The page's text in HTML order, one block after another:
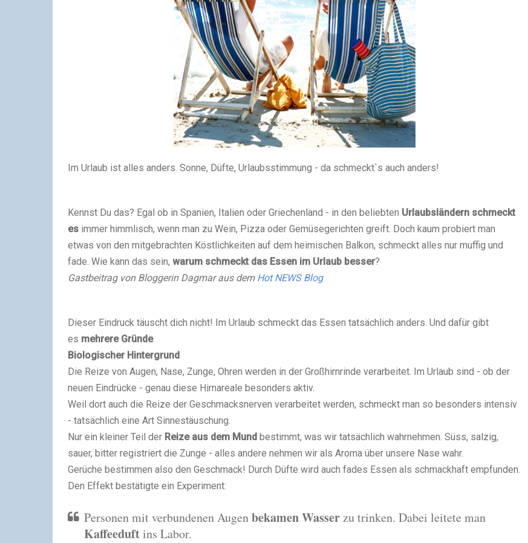
Im Urlaub ist alles anders. Sonne, Düfte, Urlaubsstimmung - da schmeckt`s auch anders!
Kennst Du das? Egal ob in Spanien, Italien oder Griechenland - in den beliebten Urlaubsländern schmeckt
es immer himmlisch, wenn man zu Wein, Pizza oder Gemüsegerichten greift. Doch kaum probiert man
etwas von den mitgebrachten Köstlichkeiten auf dem heimischen Balkon, schmeckt alles nur muffig und
fade. Wie kann das sein, warum schmeckt das Essen im Urlaub besser?
Gastbeitrag von Bloggerin Dagmar aus dem Hot NEWS Blog
Dieser Eindruck täuscht dich nicht! Im Urlaub schmeckt das Essen tatsächlich anders. Und dafür gibt
es mehrere Gründe.
Biologischer Hintergrund
Die Reize von Augen, Nase, Zunge, Ohren werden in der Großhirnrinde verarbeitet. Im Urlaub sind - ob der
neuen Eindrücke - genau diese Hirnareale besonders aktiv.
Weil dort auch die Reize der Geschmacksnerven verarbeitet werden, schmeckt man so besonders intensiv
- tatsächlich eine Art Sinnestäuschung.
Nur ein kleiner Teil der Reize aus dem Mund bestimmt, was wir tatsächlich wahrnehmen. Süss, salzig,
sauer, bitter registriert die Zunge - alles andere nehmen wir als Aroma über unsere Nase wahr.
Gerüche bestimmen also den Geschmack! Durch Düfte wird auch fades Essen als schmackhaft empfunden.
Den Effekt bestätigte ein Experiment:
Personen mit verbundenen Augenbekamen Wasserzu trinken. Dabei leitete man
Kaffeeduftins Labor.